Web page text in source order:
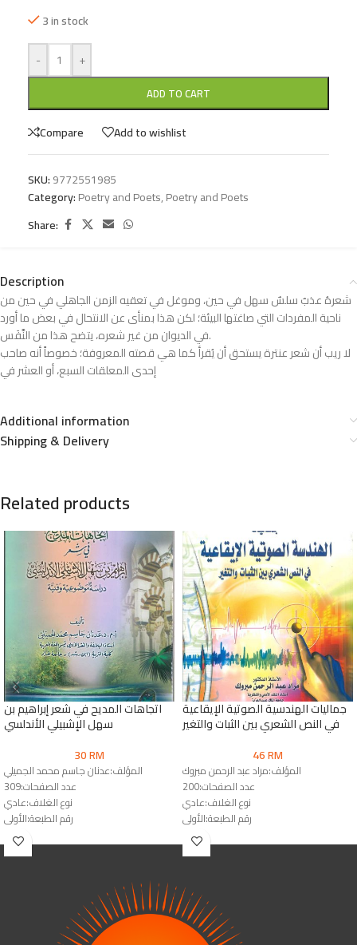
3 in stock
-
+
ADD TO CART
Compare Add to wishlist
SKU:9772551985
Category:Poetry and Poets,Poetry and Poets
Share:
Description
شعرهُ عذبٌ سلسٌ سهل في حين، وموغل في تعقيه الزمن الجاهلي في حين من
ناحية المفردات التي صاغتها البيئة؛ لكن هذا بمنأى عن الانتحال في بعض ما أورد
في الديوان من غير شعره، يتضح هذا من النَّفَس.
لا ريب أن شعر عنترة يستحق أن يُقرأ كما هي قصته المعروفة؛ خصوصاً أنه صاحب
إحدى المعلقات السبع، أو العشر في
Additional information
Shipping & Delivery
Related products
اتجاهات المديح في شعر إبراهيم بن
سهل الإشبيلي الأندلسي
30RM
المؤلف:عدنان جاسم محمد الجميلي
عدد الصفحات:309
نوع الغلاف:عادي
رقم الطبعة:الأولى
الناشر:دار العصماء
جماليات الهندسية الصوتية الإيقاعية
في النص الشعري بين الثبات والتغير
46RM
المؤلف:مراد عبد الرحمن مبروك
عدد الصفحات:200
نوع الغلاف:عادي
رقم الطبعة:الأولى
الناشر:دار النشر للجامعات